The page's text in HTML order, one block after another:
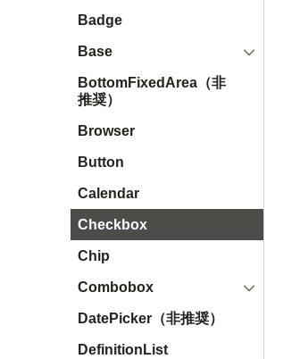
Badge
Base
BottomFixedArea（非
推奨）
Browser
Button
Calendar
Checkbox
Chip
Combobox
DatePicker（非推奨）
DefinitionList